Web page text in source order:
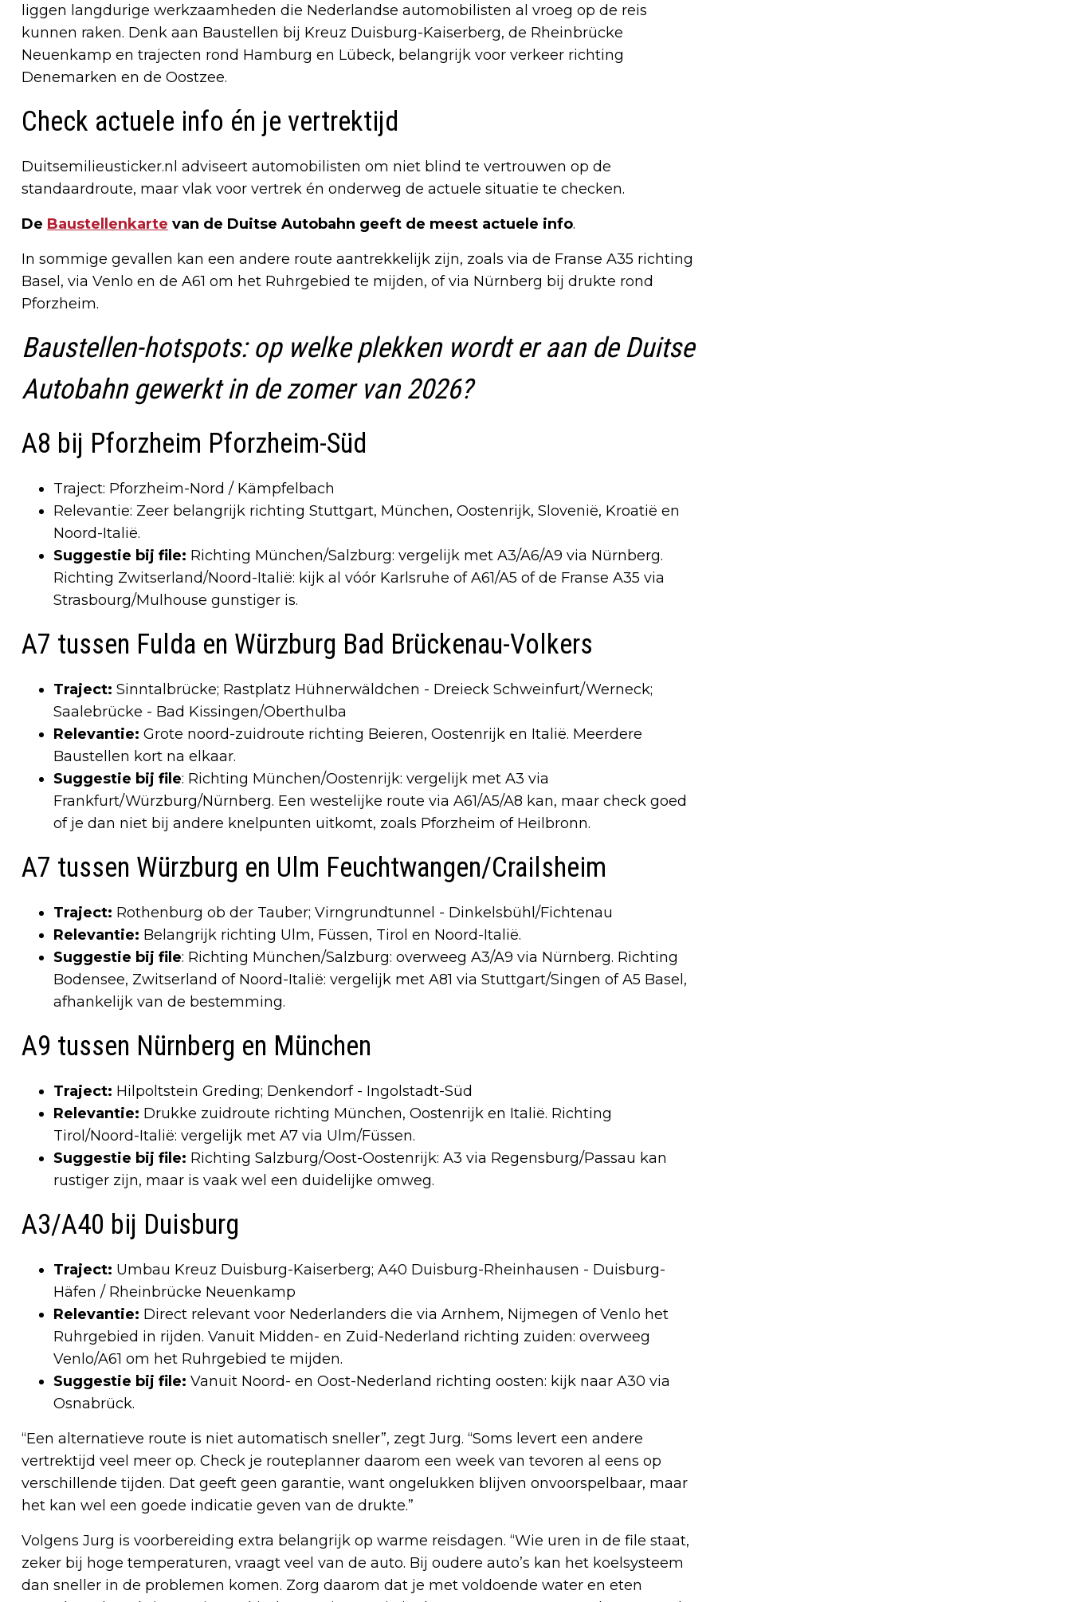
liggen langdurige werkzaamheden die Nederlandse automobilisten al vroeg op de reis
kunnen raken. Denk aan Baustellen bij Kreuz Duisburg-Kaiserberg, de Rheinbrücke
Neuenkamp en trajecten rond Hamburg en Lübeck, belangrijk voor verkeer richting
Denemarken en de Oostzee.
Check actuele info én je vertrektijd
Duitsemilieusticker.nl adviseert automobilisten om niet blind te vertrouwen op de
standaardroute, maar vlak voor vertrek én onderweg de actuele situatie te checken.
De Baustellenkarte van de Duitse Autobahn geeft de meest actuele info.
In sommige gevallen kan een andere route aantrekkelijk zijn, zoals via de Franse A35 richting
Basel, via Venlo en de A61 om het Ruhrgebied te mijden, of via Nürnberg bij drukte rond
Pforzheim.
Baustellen-hotspots: op welke plekken wordt er aan de Duitse
Autobahn gewerkt in de zomer van 2026?
A8 bij Pforzheim Pforzheim-Süd
Traject: Pforzheim-Nord / Kämpfelbach
Relevantie: Zeer belangrijk richting Stuttgart, München, Oostenrijk, Slovenië, Kroatië en
Noord-Italië.
Suggestie bij file: Richting München/Salzburg: vergelijk met A3/A6/A9 via Nürnberg.
Richting Zwitserland/Noord-Italië: kijk al vóór Karlsruhe of A61/A5 of de Franse A35 via
Strasbourg/Mulhouse gunstiger is.
A7 tussen Fulda en Würzburg Bad Brückenau-Volkers
Traject: Sinntalbrücke; Rastplatz Hühnerwäldchen - Dreieck Schweinfurt/Werneck;
Saalebrücke - Bad Kissingen/Oberthulba
Relevantie: Grote noord-zuidroute richting Beieren, Oostenrijk en Italië. Meerdere
Baustellen kort na elkaar.
Suggestie bij file: Richting München/Oostenrijk: vergelijk met A3 via
Frankfurt/Würzburg/Nürnberg. Een westelijke route via A61/A5/A8 kan, maar check goed
of je dan niet bij andere knelpunten uitkomt, zoals Pforzheim of Heilbronn.
A7 tussen Würzburg en Ulm Feuchtwangen/Crailsheim
Traject: Rothenburg ob der Tauber; Virngrundtunnel - Dinkelsbühl/Fichtenau
Relevantie: Belangrijk richting Ulm, Füssen, Tirol en Noord-Italië.
Suggestie bij file: Richting München/Salzburg: overweeg A3/A9 via Nürnberg. Richting
Bodensee, Zwitserland of Noord-Italië: vergelijk met A81 via Stuttgart/Singen of A5 Basel,
afhankelijk van de bestemming.
A9 tussen Nürnberg en München
Traject: Hilpoltstein Greding; Denkendorf - Ingolstadt-Süd
Relevantie: Drukke zuidroute richting München, Oostenrijk en Italië. Richting
Tirol/Noord-Italië: vergelijk met A7 via Ulm/Füssen.
Suggestie bij file: Richting Salzburg/Oost-Oostenrijk: A3 via Regensburg/Passau kan
rustiger zijn, maar is vaak wel een duidelijke omweg.
A3/A40 bij Duisburg
Traject: Umbau Kreuz Duisburg-Kaiserberg; A40 Duisburg-Rheinhausen - Duisburg-
Häfen / Rheinbrücke Neuenkamp
Relevantie: Direct relevant voor Nederlanders die via Arnhem, Nijmegen of Venlo het
Ruhrgebied in rijden. Vanuit Midden- en Zuid-Nederland richting zuiden: overweeg
Venlo/A61 om het Ruhrgebied te mijden.
Suggestie bij file: Vanuit Noord- en Oost-Nederland richting oosten: kijk naar A30 via
Osnabrück.
“Een alternatieve route is niet automatisch sneller”, zegt Jurg. “Soms levert een andere
vertrektijd veel meer op. Check je routeplanner daarom een week van tevoren al eens op
verschillende tijden. Dat geeft geen garantie, want ongelukken blijven onvoorspelbaar, maar
het kan wel een goede indicatie geven van de drukte.”
Volgens Jurg is voorbereiding extra belangrijk op warme reisdagen. “Wie uren in de file staat,
zeker bij hoge temperaturen, vraagt veel van de auto. Bij oudere auto’s kan het koelsysteem
dan sneller in de problemen komen. Zorg daarom dat je met voldoende water en eten